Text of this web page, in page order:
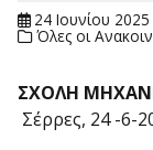
24 Ιουνίου 2025
Όλες οι
Σ
Σέρρες, 24 -6-